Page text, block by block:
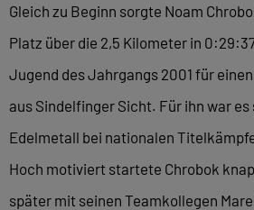
Gleich zu Beginn sorgte Noam
Platz über die 2,5 Kilometer in
Jugend des Jahrgangs 2001 für
aus Sindelfinger Sicht. Für ihn war
Edelmetall bei nationalen
Hoch motiviert startete Chrobok
später mit seinen Teamkollegen